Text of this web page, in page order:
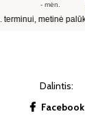
Dalintis:
Facebook